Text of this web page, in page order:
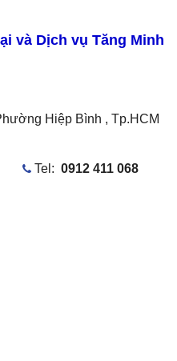
và Dịch vụ Tăng Minh
Hiệp Bình , Tp.HCM
Tel: 0912 411 068